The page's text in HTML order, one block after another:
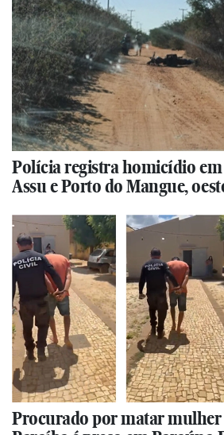
Polícia registra homicídio
Assu e Porto do Mangue,
Procurado por matar mulher